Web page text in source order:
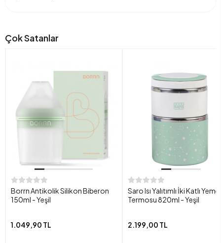
Çok Satanlar
Borrn Antikolik Silikon Biberon
150ml - Yeşil
1.049,90 TL
Saro Isı Yalıtımlı İki Katlı
Termosu 820ml - Yeşil
2.199,00 TL